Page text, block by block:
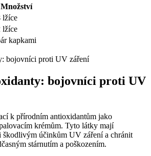
Množství
lžíce
lžíce
kapkami
bojovníci proti UV
k přírodním antioxidantům jako
krémům. Tyto látky mají
škodlivým účinkům UV záření a chránit
stárnutím a poškozením.